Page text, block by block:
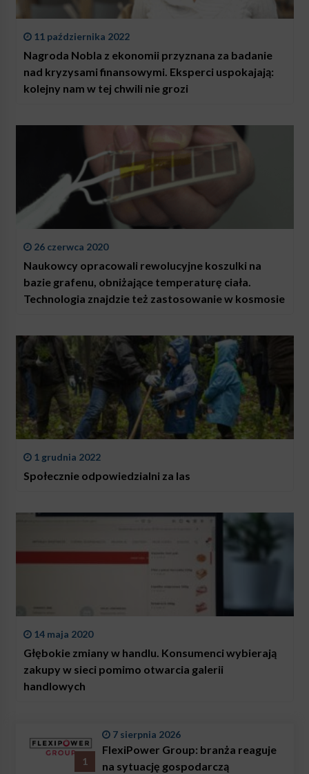
11 października 2022
Nagroda Nobla z ekonomii przyznana za badanie
nad kryzysami finansowymi. Eksperci uspokajają:
kolejny nam w tej chwili nie grozi
26 czerwca 2020
Naukowcy opracowali rewolucyjne koszulki na
bazie grafenu, obniżające temperaturę ciała.
Technologia znajdzie też zastosowanie w kosmosie
1 grudnia 2022
Społecznie odpowiedzialni za las
14 maja 2020
Głębokie zmiany w handlu. Konsumenci wybierają
zakupy w sieci pomimo otwarcia galerii
handlowych
1
7 sierpnia 2026
FlexiPower Group: branża reaguje
na sytuację gospodarczą